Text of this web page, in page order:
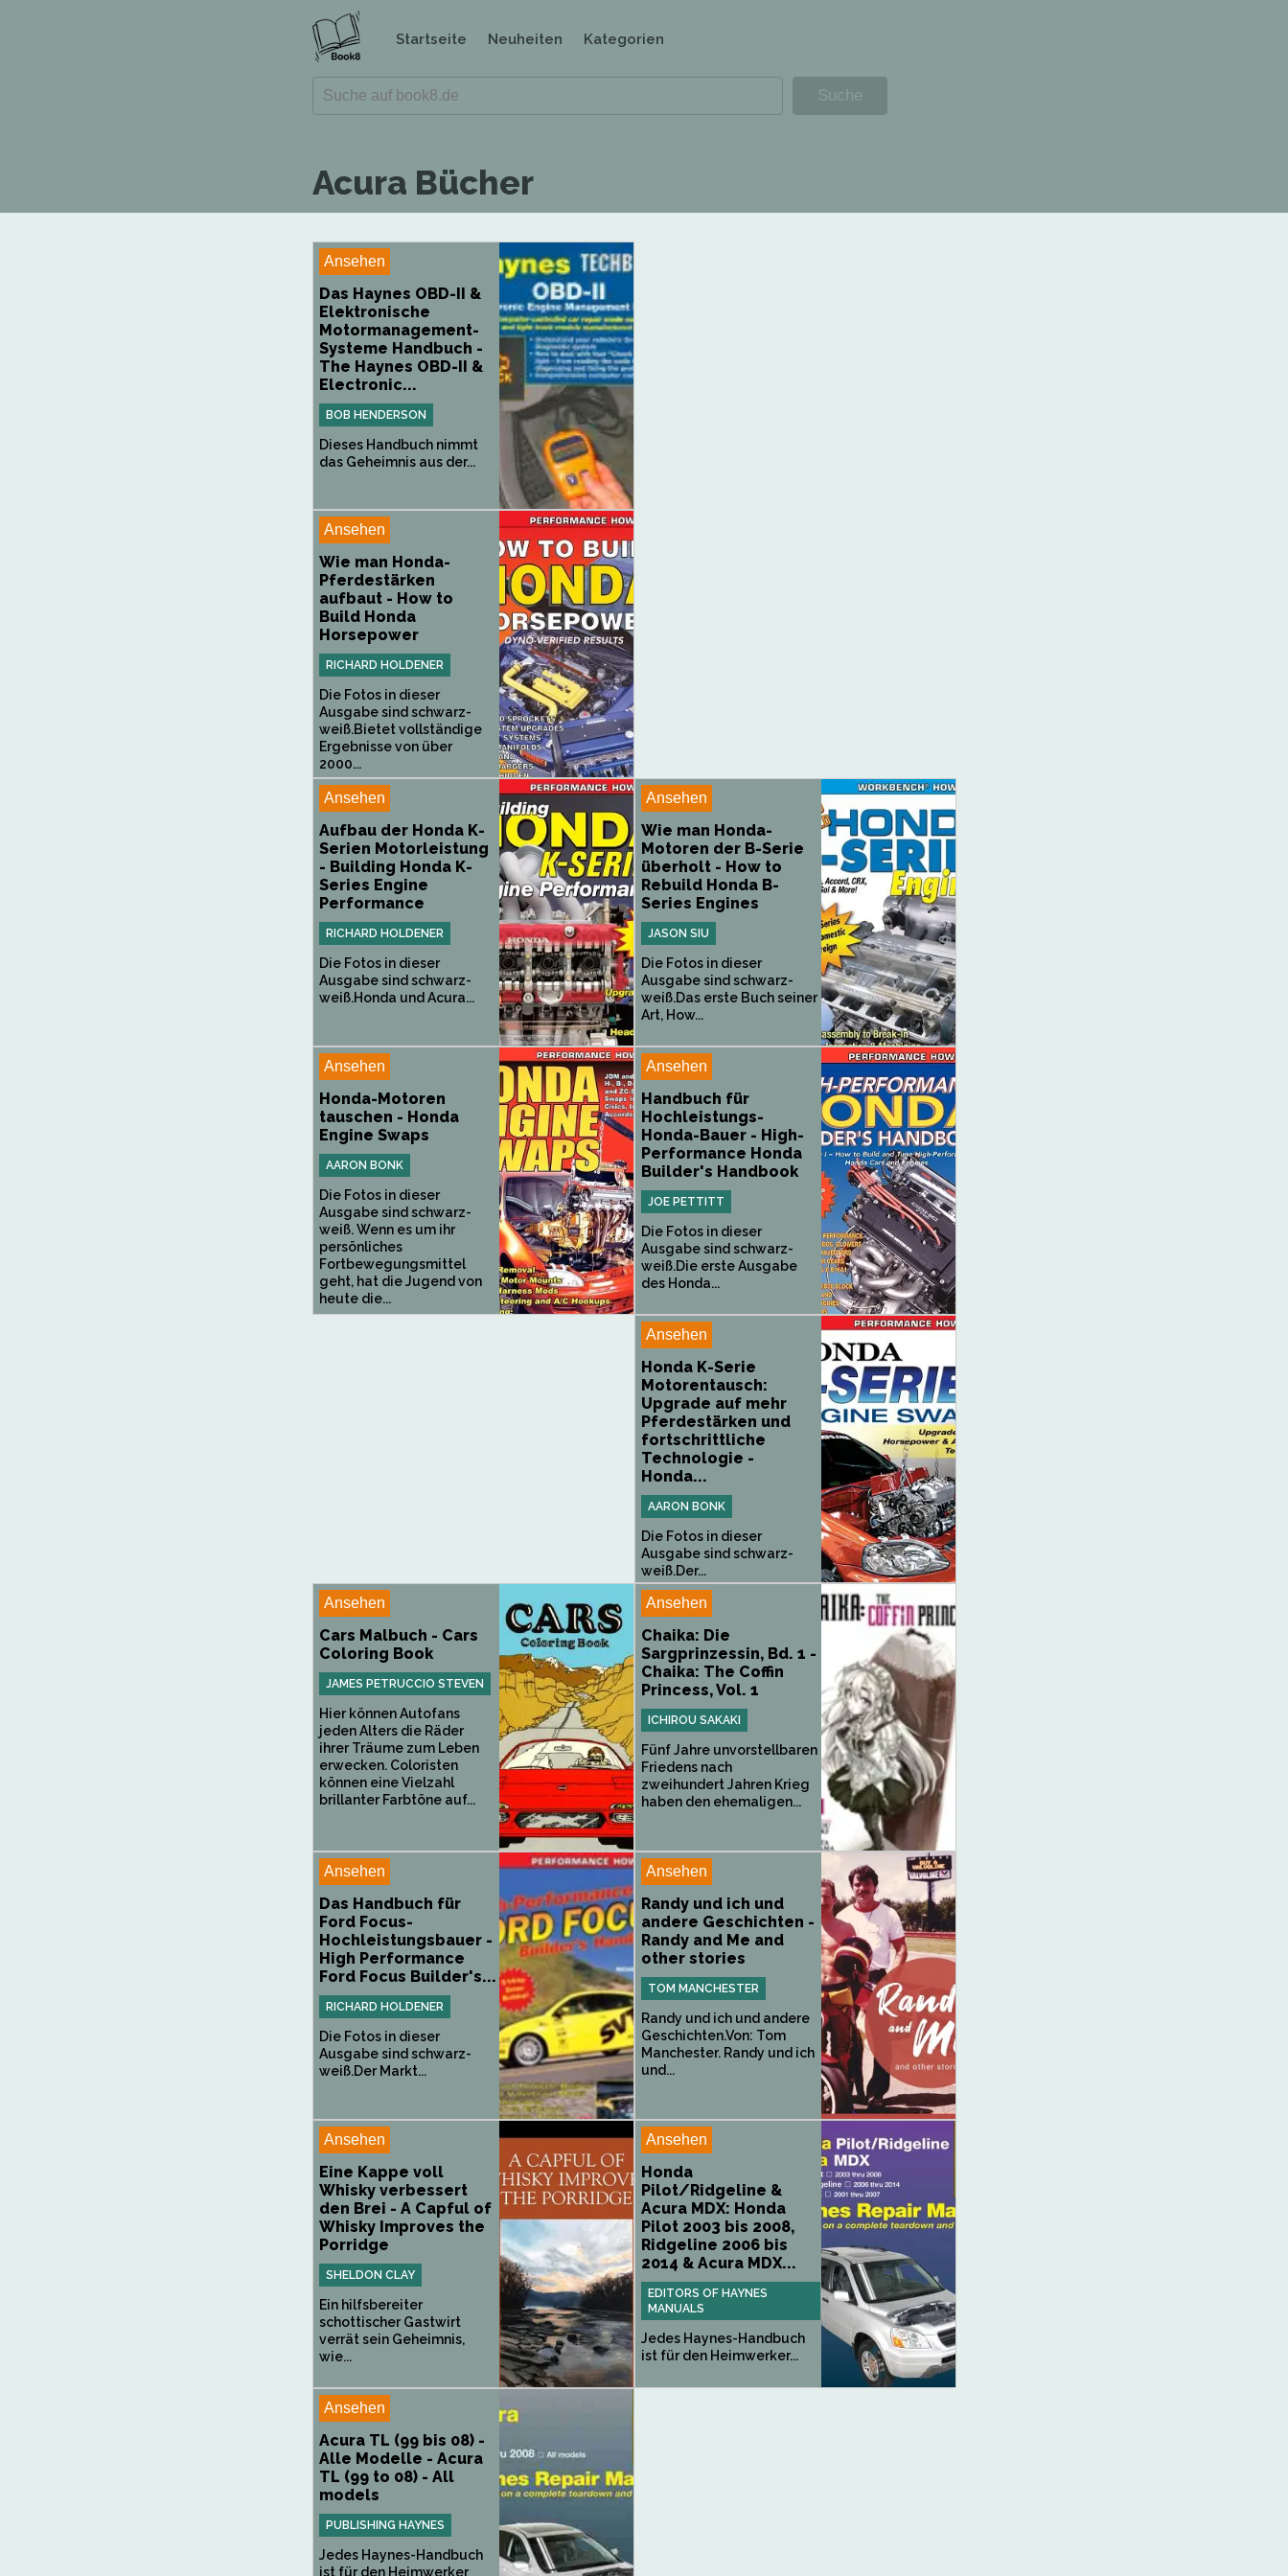
Startseite Neuheiten Kategorien
Acura Bücher
Ansehen
Das Haynes OBD-II &
Elektronische
Motormanagement-
Systeme Handbuch -
The Haynes OBD-II &
Electronic...
BOB HENDERSON
Dieses Handbuch nimmt
das Geheimnis aus der...
Ansehen
Wie man Honda-
Pferdestärken
aufbaut - How to
Build Honda
Horsepower
RICHARD HOLDENER
Die Fotos in dieser
Ausgabe sind schwarz-
weiß.Bietet vollständige
Ergebnisse von über
2000...
Ansehen
Aufbau der Honda K-
Serien Motorleistung
- Building Honda K-
Series Engine
Performance
RICHARD HOLDENER
Die Fotos in dieser
Ausgabe sind schwarz-
weiß.Honda und Acura...
Ansehen
Wie man Honda-
Motoren der B-Serie
überholt - How to
Rebuild Honda B-
Series Engines
JASON SIU
Die Fotos in dieser
Ausgabe sind schwarz-
weiß.Das erste Buch seiner
Art, How...
Ansehen
Honda-Motoren
tauschen - Honda
Engine Swaps
AARON BONK
Die Fotos in dieser
Ausgabe sind schwarz-
weiß. Wenn es um ihr
persönliches
Fortbewegungsmittel
geht, hat die Jugend von
heute die...
Ansehen
Handbuch für
Hochleistungs-
Honda-Bauer - High-
Performance Honda
Builder's Handbook
JOE PETTITT
Die Fotos in dieser
Ausgabe sind schwarz-
weiß.Die erste Ausgabe
des Honda...
Ansehen
Honda K-Serie
Motorentausch:
Upgrade auf mehr
Pferdestärken und
fortschrittliche
Technologie -
Honda...
AARON BONK
Die Fotos in dieser
Ausgabe sind schwarz-
weiß.Der...
Ansehen
Cars Malbuch - Cars
Coloring Book
JAMES PETRUCCIO STEVEN
Hier können Autofans
jeden Alters die Räder
ihrer Träume zum Leben
erwecken. Coloristen
können eine Vielzahl
brillanter Farbtöne auf...
Ansehen
Chaika: Die
Sargprinzessin, Bd. 1 -
Chaika: The Coffin
Princess, Vol. 1
ICHIROU SAKAKI
Fünf Jahre unvorstellbaren
Friedens nach
zweihundert Jahren Krieg
haben den ehemaligen...
Ansehen
Das Handbuch für
Ford Focus-
Hochleistungsbauer -
High Performance
Ford Focus Builder's...
RICHARD HOLDENER
Die Fotos in dieser
Ausgabe sind schwarz-
weiß.Der Markt...
Ansehen
Randy und ich und
andere Geschichten -
Randy and Me and
other stories
TOM MANCHESTER
Randy und ich und andere
Geschichten.Von: Tom
Manchester. Randy und ich
und...
Ansehen
Eine Kappe voll
Whisky verbessert
den Brei - A Capful of
Whisky Improves the
Porridge
SHELDON CLAY
Ein hilfsbereiter
schottischer Gastwirt
verrät sein Geheimnis,
wie...
Ansehen
Honda
Pilot/Ridgeline &
Acura MDX: Honda
Pilot 2003 bis 2008,
Ridgeline 2006 bis
2014 & Acura MDX...
EDITORS OF HAYNES
MANUALS
Jedes Haynes-Handbuch
ist für den Heimwerker...
Ansehen
Acura TL (99 bis 08) -
Alle Modelle - Acura
TL (99 to 08) - All
models
PUBLISHING HAYNES
Jedes Haynes-Handbuch
ist für den Heimwerker